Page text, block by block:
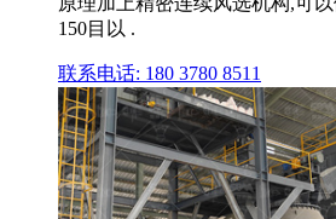
150目以 .
联系电话: 180 3780 8511